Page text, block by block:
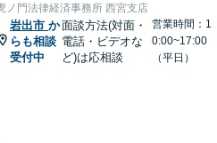
ノ門法律経済事務所 西宮支店
岩出市 か
らも相談
受付中
面談方法(対面・
電話・ビデオな
ど)は応相談
営業時間：1
0:00~17:00
（平日）